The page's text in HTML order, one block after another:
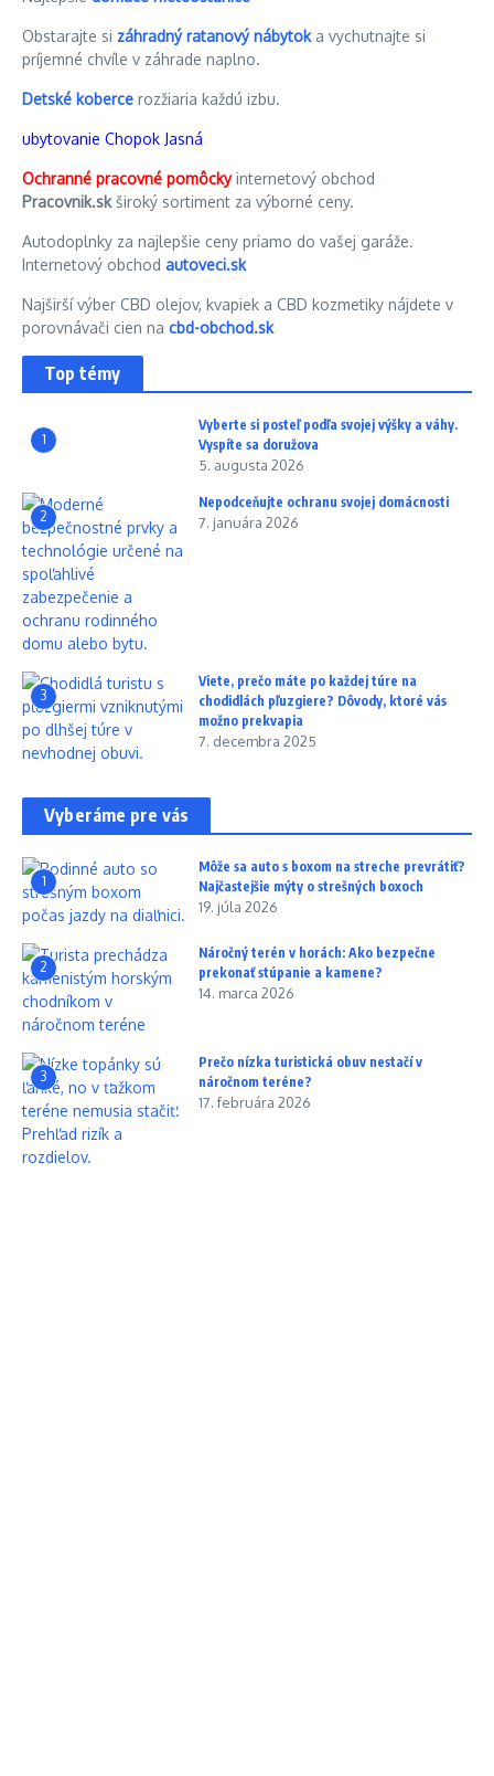
Obstarajte si záhradný ratanový nábytoka vychutnajte si
príjemné chvíle v záhrade naplno.
Detské koberce rozžiaria každú izbu.
ubytovanie Chopok Jasná
Ochranné pracovné pomôckyinternetový obchod
Pracovnik.skširoký sortiment za výborné ceny.
Autodoplnky za najlepšie ceny priamo do vašej garáže.
Internetový obchod autoveci.sk
Najširší výber CBD olejov, kvapiek a CBD kozmetiky nájdete v
porovnávači cien na cbd-obchod.sk
Top témy
1
Vyberte si posteľ podľa svojej výšky a váhy.
Vyspíte sa doružova
5. augusta 2026
2
Nepodceňujte ochranu svojej domácnosti
7. januára 2026
3
Viete, prečo máte po každej túre na
chodidlách pľuzgiere? Dôvody, ktoré vás
možno prekvapia
7. decembra 2025
Vyberáme pre vás
1
Môže sa auto s boxom na streche prevrátiť?
Najčastejšie mýty o strešných boxoch
19. júla 2026
2
Náročný terén v horách: Ako bezpečne
prekonať stúpanie a kamene?
14. marca 2026
3
Prečo nízka turistická obuv nestačí v
náročnom teréne?
17. februára 2026